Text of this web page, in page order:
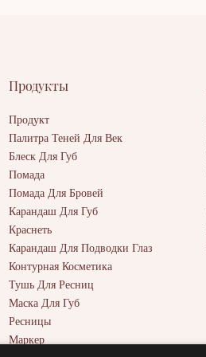
Продукты
Продукт
Палитра Теней Для Век
Блеск Для Губ
Помада
Помада Для Бровей
Карандаш Для Губ
Краснеть
Карандаш Для Подводки Глаз
Контурная Косметика
Тушь Для Ресниц
Маска Для Губ
Ресницы
Маркер